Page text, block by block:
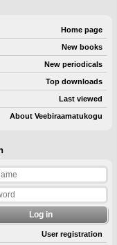
User registration
Home page
New books
New periodicals
Top downloads
Last viewed
About Veebiraamatukogu